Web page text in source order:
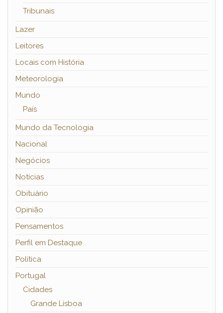
Tribunais
Lazer
Leitores
Locais com História
Meteorologia
Mundo
País
Mundo da Tecnologia
Nacional
Negócios
Notícias
Obituário
Opinião
Pensamentos
Perfil em Destaque
Política
Portugal
Cidades
Grande Lisboa